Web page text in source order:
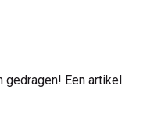
Een artikel